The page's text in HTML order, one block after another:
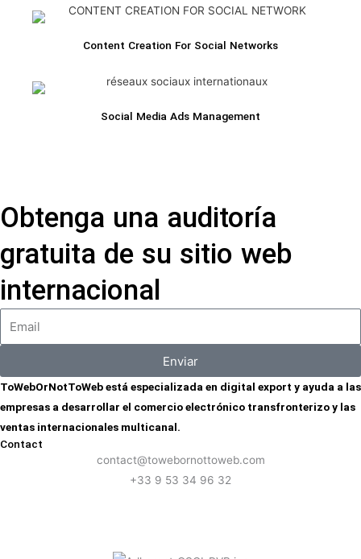
Content Creation For Social Networks
Social Media Ads Management
Obtenga una auditoría
gratuita de su sitio web
internacional
Enviar
ToWebOrNotToWeb está especializada en digital export y ayuda a las
empresas a desarrollar el comercio electrónico transfronterizo y las
ventas internacionales multicanal.
Contact
contact@towebornottoweb.com
+33 9 53 34 96 32